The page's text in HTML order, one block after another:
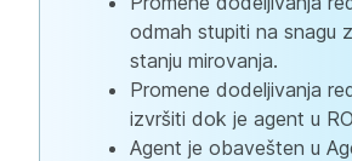
odmah stupiti na snagu
stanju mirovanja.
Promene dodeljivanja
izvršiti dok je agent u
Agent je obavešten u